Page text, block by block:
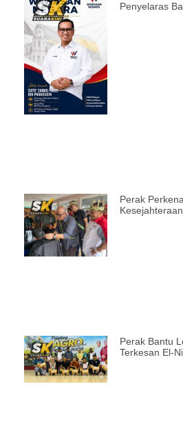
Penyelaras
Perak
Perak Bantu
Terkesan El-